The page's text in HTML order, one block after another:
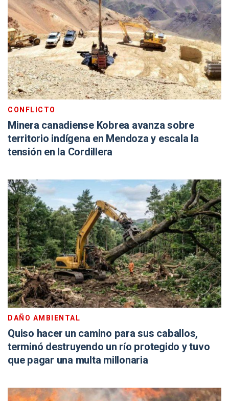
CONFLICTO
Minera canadiense Kobrea avanza sobre
territorio indígena en Mendoza y escala la
tensión en la Cordillera
DAÑO AMBIENTAL
Quiso hacer un camino para sus caballos,
terminó destruyendo un río protegido y tuvo
que pagar una multa millonaria